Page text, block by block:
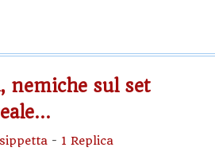
nemiche sul set
- 1 Replica